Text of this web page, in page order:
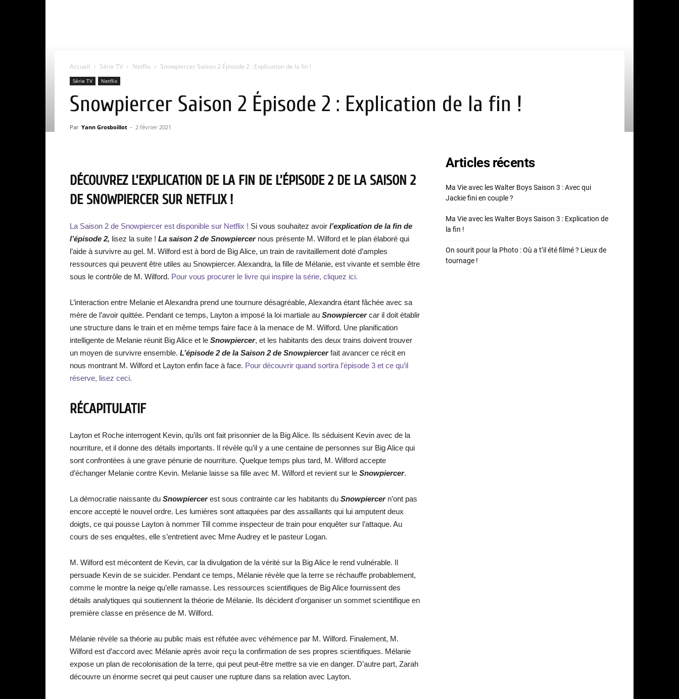
Accueil Série TV Netflix Snowpiercer Saison 2 Épisode 2 : Explication de la fin !
Série TV Netflix
Snowpiercer Saison 2 Épisode 2 : Explication de la fin !
Par Yann Grosboillot - 2 février 2021
DÉCOUVREZ L’EXPLICATION DE LA FIN DE L’ÉPISODE 2 DE LA SAISON 2
DE SNOWPIERCER SUR NETFLIX !
La Saison 2 de Snowpiercer est disponible sur Netflix ! Si vous souhaitez avoir l’explication de la fin de
l’épisode 2, lisez la suite ! La saison 2 de Snowpiercernous présente M. Wilford et le plan élaboré qui
l’aide à survivre au gel. M. Wilford est à bord de Big Alice, un train de ravitaillement doté d’amples
ressources qui peuvent être utiles au Snowpiercer. Alexandra, la fille de Mélanie, est vivante et semble être
sous le contrôle de M. Wilford. Pour vous procurer le livre qui inspire la série, cliquez ici.
L’interaction entre Melanie et Alexandra prend une tournure désagréable, Alexandra étant fâchée avec sa
mère de l’avoir quittée. Pendant ce temps, Layton a imposé la loi martiale au Snowpiercercar il doit établir
une structure dans le train et en même temps faire face à la menace de M. Wilford. Une planification
intelligente de Melanie réunit Big Alice et le Snowpiercer, et les habitants des deux trains doivent trouver
un moyen de survivre ensemble. L’épisode 2 de la Saison 2 de Snowpiercerfait avancer ce récit en
nous montrant M. Wilford et Layton enfin face à face. Pour découvrir quand sortira l’épisode 3 et ce qu’il
réserve, lisez ceci.
RÉCAPITULATIF
Layton et Roche interrogent Kevin, qu’ils ont fait prisonnier de la Big Alice. Ils séduisent Kevin avec de la
nourriture, et il donne des détails importants. Il révèle qu’il y a une centaine de personnes sur Big Alice qui
sont confrontées à une grave pénurie de nourriture. Quelque temps plus tard, M. Wilford accepte
d’échanger Melanie contre Kevin. Melanie laisse sa fille avec M. Wilford et revient sur le Snowpiercer.
La démocratie naissante du Snowpiercerest sous contrainte car les habitants du Snowpiercern’ont pas
encore accepté le nouvel ordre. Les lumières sont attaquées par des assaillants qui lui amputent deux
doigts, ce qui pousse Layton à nommer Till comme inspecteur de train pour enquêter sur l’attaque. Au
cours de ses enquêtes, elle s’entretient avec Mme Audrey et le pasteur Logan.
M. Wilford est mécontent de Kevin, car la divulgation de la vérité sur la Big Alice le rend vulnérable. Il
persuade Kevin de se suicider. Pendant ce temps, Mélanie révèle que la terre se réchauffe probablement,
comme le montre la neige qu’elle ramasse. Les ressources scientifiques de Big Alice fournissent des
détails analytiques qui soutiennent la théorie de Mélanie. Ils décident d’organiser un sommet scientifique en
première classe en présence de M. Wilford.
Mélanie révèle sa théorie au public mais est réfutée avec véhémence par M. Wilford. Finalement, M.
Wilford est d’accord avec Mélanie après avoir reçu la confirmation de ses propres scientifiques. Mélanie
expose un plan de recolonisation de la terre, qui peut peut-être mettre sa vie en danger. D’autre part, Zarah
découvre un énorme secret qui peut causer une rupture dans sa relation avec Layton.
Articles récents
Ma Vie avec les Walter Boys Saison 3 : Avec qui
Jackie fini en couple ?
Ma Vie avec les Walter Boys Saison 3 : Explication de
la fin !
On sourit pour la Photo : Où a t’il été filmé ? Lieux de
tournage !